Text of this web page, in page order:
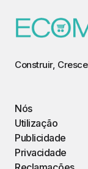
Construir,
Nós
Utilização
Publicidade
Privacidade